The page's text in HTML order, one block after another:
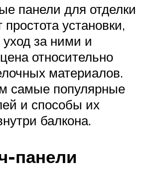
панели для отделки
установки,
за ними и
относительно
материалов.
самые популярные
и способы их
балкона.
панели